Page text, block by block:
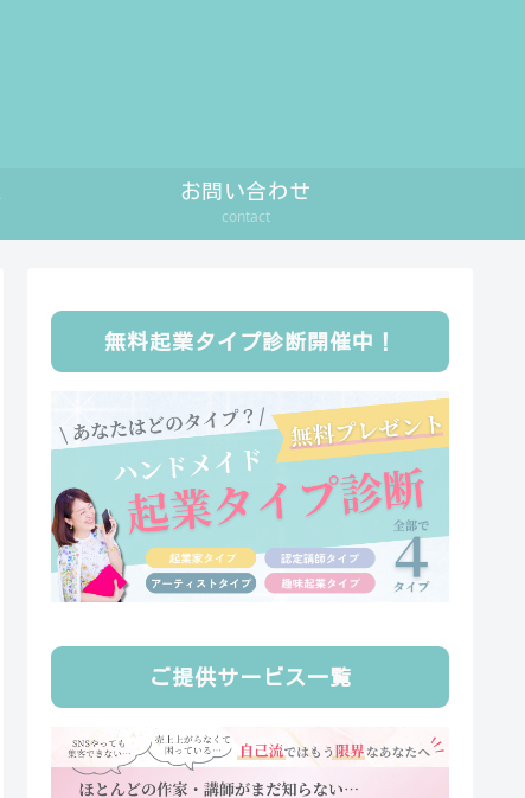
お問い合わせ
contact
無料起業タイプ診断開催中！
ご提供サービス一覧